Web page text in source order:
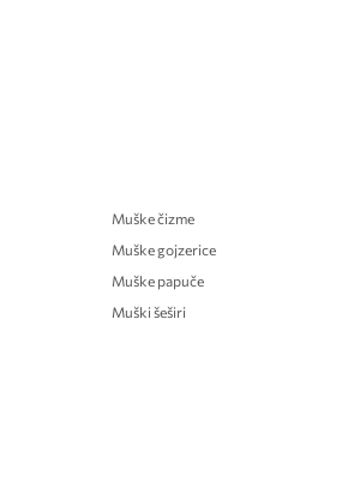
Muške čizme
Muške gojzerice
Muške papuče
Muški šeširi